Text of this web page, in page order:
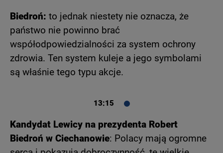
Biedroń: to jednak niestety nie oznacza, że
państwo nie powinno brać
współodpowiedzialności za system ochrony
zdrowia. Ten system kuleje a jego symbolami
są właśnie tego typu akcje.
13:15
Kandydat Lewicy na prezydenta Robert
Biedroń w Ciechanowie: Polacy mają ogromne